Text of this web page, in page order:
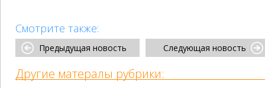
Смотрите также:
Предыдущая новость Следующая новость
Другие матералы рубрики: